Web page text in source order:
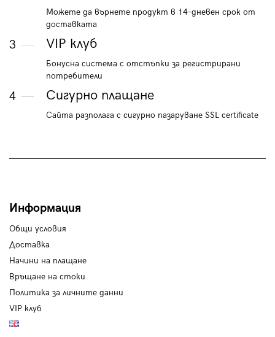
Можете да върнете продукт в 14-дневен срок от
доставката
3 VIP клуб
Бонусна система с отстъпки за регистрирани
потребители
4 Сигурно плащане
Сайта разполага с сигурно пазаруване SSL certificate
Информация
Общи условия
Доставка
Начини на плащане
Връщане на стоки
Политика за личните данни
VIP клуб